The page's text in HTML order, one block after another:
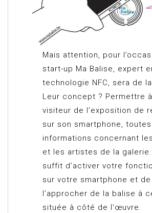
Mais attention, pour
start-up Ma Balise, expert
technologie NFC, sera de
Leur concept ? Permettre
visiteur de l’exposition de
sur son smartphone,
informations concernant
et les artistes de la
suffit d’activer votre
sur votre smartphone et de
l’approcher de la balise à
située à côté de l’œuvre.